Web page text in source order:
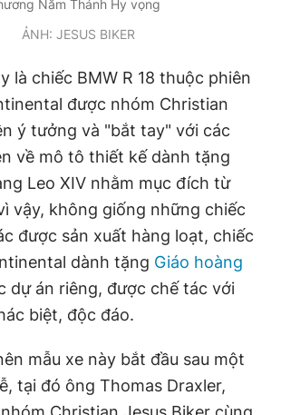
Năm Thánh Hy vọng
ẢNH: JESUS BIKER
là chiếc BMW R 18 thuộc phiên
được nhóm Christian
ý tưởng và "bắt tay" với các
về mô tô thiết kế dành tặng
Leo XIV nhằm mục đích từ
vậy, không giống những chiếc
được sản xuất hàng loạt, chiếc
dành tặng Giáo hoàng
dự án riêng, được chế tác với
biệt, độc đáo.
mẫu xe này bắt đầu sau một
tại đó ông Thomas Draxler,